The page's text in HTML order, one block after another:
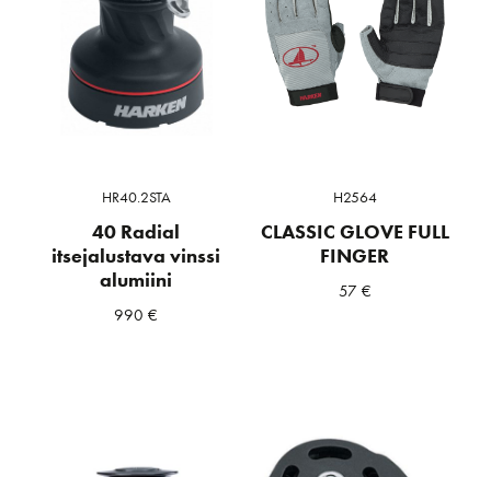
HR40.2STA
40 Radial
itsejalustava vinssi
alumiini
990€
H2564
CLASSIC GLOVE FULL
FINGER
57 €